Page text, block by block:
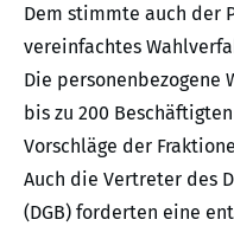
Dem stimmte auch der
vereinfachtes
Die personenbezogene
bis zu 200
Vorschläge der
Auch die Vertreter des
(DGB) forderten eine